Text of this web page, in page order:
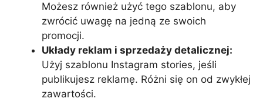
Możesz również użyć tego szablonu, aby
zwrócić uwagę na jedną ze swoich
promocji.
Układy reklam i sprzedaży detalicznej:
Użyj szablonu Instagram stories, jeśli
publikujesz reklamę. Różni się on od zwykłej
zawartości.